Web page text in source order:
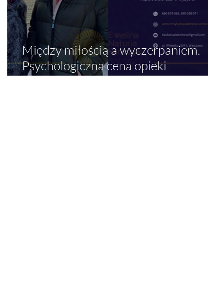
Między miłością a wyczerpaniem.
Psychologiczna cena opieki